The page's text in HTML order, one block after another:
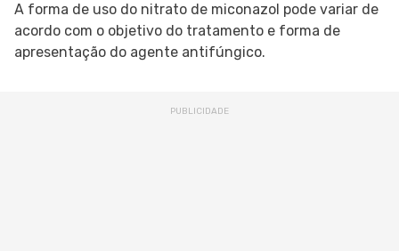
A forma de uso do nitrato de miconazol pode variar de
acordo com o objetivo do tratamento e forma de
apresentação do agente antifúngico.